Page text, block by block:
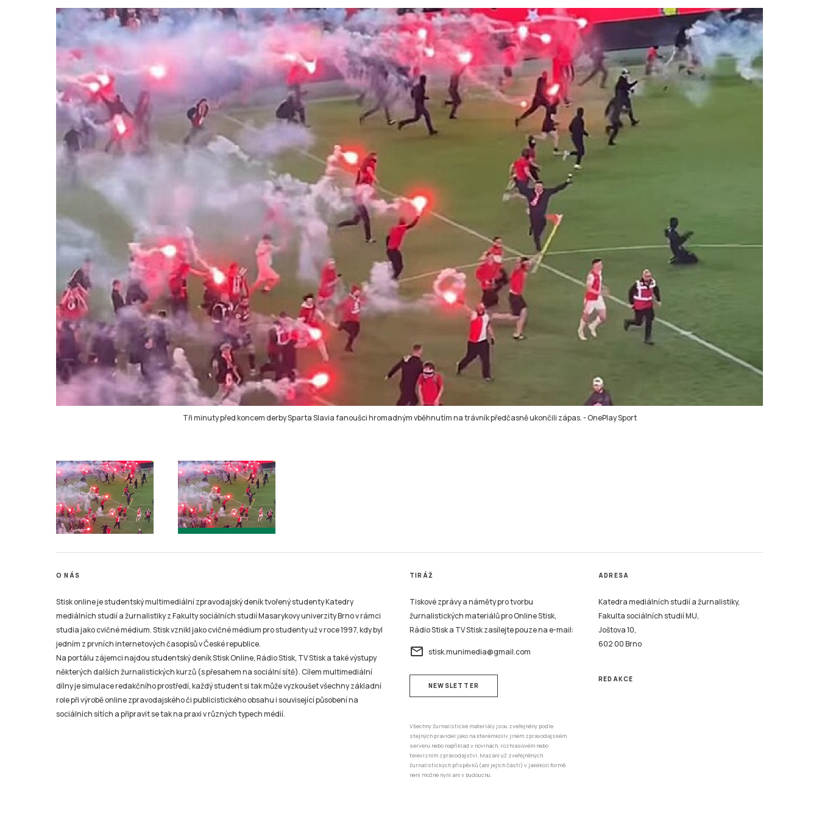
Tři minuty před koncem derby Sparta Slavia fanoušci hromadným vběhnutím na trávník předčasně ukončili zápas.-OnePlay Sport
O NÁS
Stisk online je studentský multimediální zpravodajský deník tvořený studenty Katedry
mediálních studií a žurnalistiky z Fakulty sociálních studií Masarykovy univerzity Brno v rámci
studia jako cvičné médium. Stisk vznikl jako cvičné médium pro studenty už v roce 1997, kdy byl
jedním z prvních internetových časopisů v České republice.
Na portálu zájemci najdou studentský deník Stisk Online, Rádio Stisk, TV Stisk a také výstupy
některých dalších žurnalistických kurzů (s přesahem na sociální sítě). Cílem multimediální
dílny je simulace redakčního prostředí, každý student si tak může vyzkoušet všechny základní
role při výrobě online zpravodajského či publicistického obsahu i související působení na
sociálních sítích a připravit se tak na praxi v různých typech médií.
TIRÁŽ
Tiskové zprávy a náměty pro tvorbu
žurnalistických materiálů pro Online Stisk,
Rádio Stisk a TV Stisk zasílejte pouze na e-mail:
email stisk.munimedia@gmail.com
NEWSLETTER
Všechny žurnalistické materiály jsou zveřejněny podle
stejných pravidel jako na kterémkoliv jiném zpravodajském
serveru nebo například v novinách, rozhlasovém nebo
televizním zpravodajství. Mazání už zveřejněných
žurnalistických příspěvků (ani jejich částí) v jakékoli formě
není možné nyní ani v budoucnu.
ADRESA
Katedra mediálních studií a žurnalistiky,
Fakulta sociálních studií MU,
Joštova 10,
602 00 Brno
REDAKCE